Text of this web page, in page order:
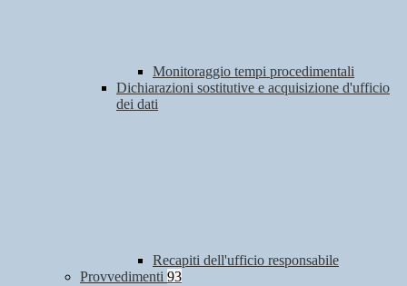
Monitoraggio tempi procedimentali
Dichiarazioni sostitutive e acquisizione d'ufficio
dei dati
Recapiti dell'ufficio responsabile
Provvedimenti 93